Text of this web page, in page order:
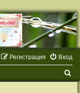
Вход
Регистрация